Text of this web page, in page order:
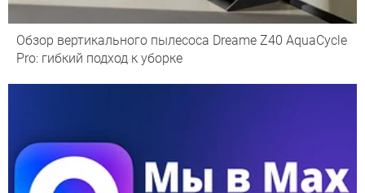
Обзор вертикального пылесоса Dreame Z40 AquaCycle
Pro: гибкий подход к уборке